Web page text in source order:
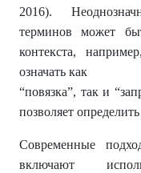
2016).
терминов может
контекста,
означать как
“повязка”, так и
позволяет
Современные
включают